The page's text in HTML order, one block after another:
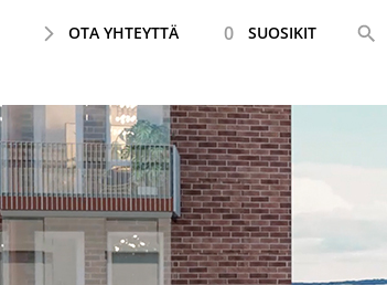
OTA YHTEYTTÄ 0 SUOSIKIT